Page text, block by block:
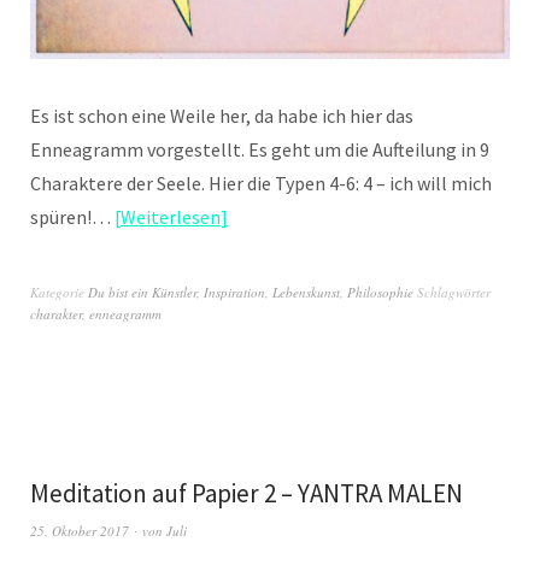
Es ist schon eine Weile her, da habe ich hier das
Enneagramm vorgestellt. Es geht um die Aufteilung in 9
Charaktere der Seele. Hier die Typen 4-6: 4 – ich will mich
spüren!… Weiterlesen
Kategorie Du bist ein Künstler, Inspiration, Lebenskunst, Philosophie Schlagwörter
charakter, enneagramm
Meditation auf Papier 2 – YANTRA MALEN
25. Oktober 2017 von Juli